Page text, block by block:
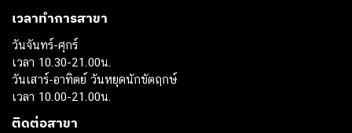
เวลาทำการสาขา
วันจันทร์-ศุกร์
เวลา 10.30-21.00น.
วันเสาร์-อาทิตย์ วันหยุดนักขัตฤกษ์
เวลา 10.00-21.00น.
ติดต่อสาขา